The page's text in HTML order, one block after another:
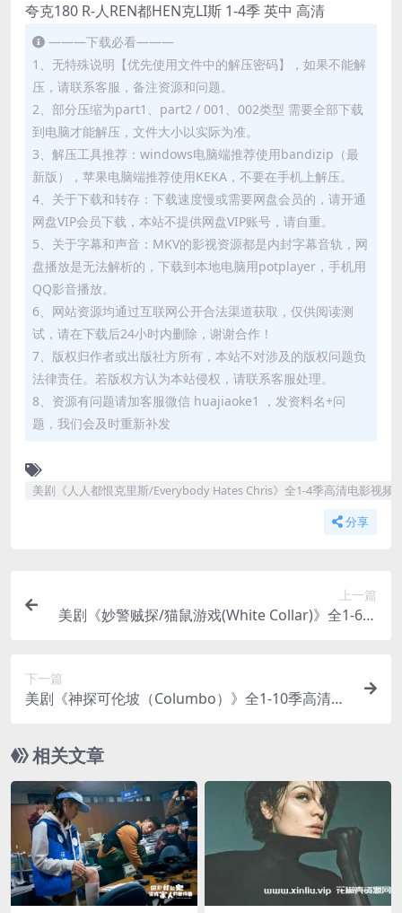
夸克180 R-人REN都HEN克LI斯 1-4季 英中 高清
———下载必看———
1、无特殊说明【优先使用文件中的解压密码】，如果不能解
压，请联系客服，备注资源和问题。
2、部分压缩为part1、part2 / 001、002类型 需要全部下载
到电脑才能解压，文件大小以实际为准。
3、解压工具推荐：windows电脑端推荐使用bandizip（最
新版），苹果电脑端推荐使用KEKA，不要在手机上解压。
4、关于下载和转存：下载速度慢或需要网盘会员的，请开通
网盘VIP会员下载，本站不提供网盘VIP账号，请自重。
5、关于字幕和声音：MKV的影视资源都是内封字幕音轨，网
盘播放是无法解析的，下载到本地电脑用potplayer，手机用
QQ影音播放。
6、网站资源均通过互联网公开合法渠道获取，仅供阅读测
试，请在下载后24小时内删除，谢谢合作！
7、版权归作者或出版社方所有，本站不对涉及的版权问题负
法律责任。若版权方认为本站侵权，请联系客服处理。
8、资源有问题请加客服微信 huajiaoke1 ，发资料名+问
题，我们会及时重新补发
美剧《人人都恨克里斯/Everybody Hates Chris》全1-4季高清电影视频
分享
上一篇
美剧《妙警贼探/猫鼠游戏(White Collar)》全1-6季
下一篇
美剧《神探可伦坡（Columbo）》全1-10季高清电
相关文章